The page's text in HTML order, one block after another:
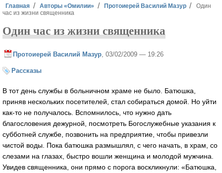
Вы здесь
Главная Авторы «Омилии» Протоиерей Василий Мазур
Один
час из жизни священника
Один час из жизни священника
Протоиерей Василий Мазур , 03/02/2009 — 19:26
Рассказы
В тот день службы в больничном храме не было. Батюшка,
приняв нескольких посетителей, стал собираться домой. Но уйти
как-то не получалось. Вспомнилось, что нужно дать
благословения дежурной, посмотреть Богослужебные указания к
субботней службе, позвонить на предприятие, чтобы привезли
чистой воды. Пока батюшка размышлял, с чего начать, в храм, со
слезами на глазах, быстро вошли женщина и молодой мужчина.
Увидев священника, они прямо с порога воскликнули: «Батюшка,